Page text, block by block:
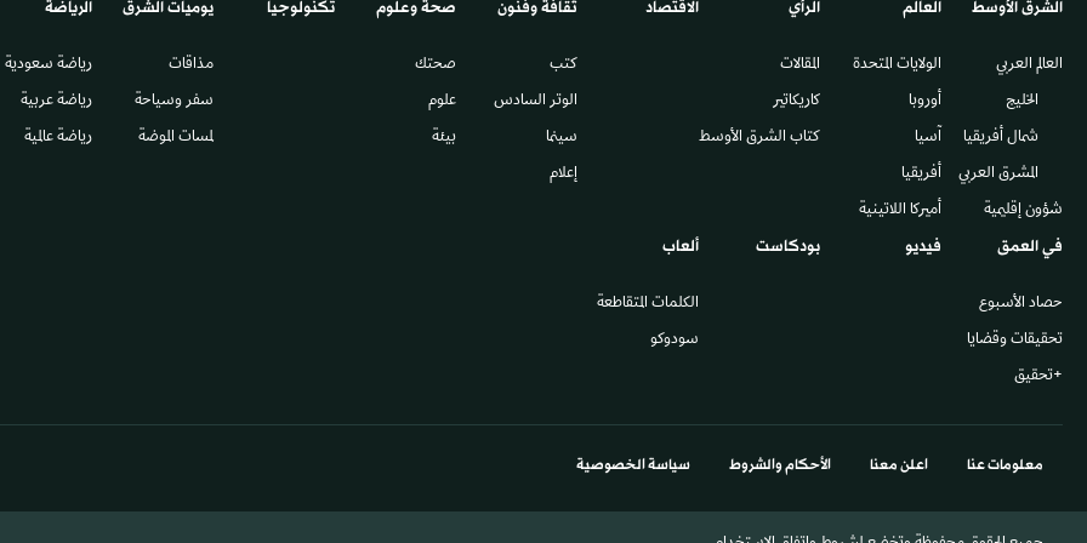
الشرق الأوسط​
العالم العربي
الخليج
شمال أفريقيا
المشرق العربي
شؤون إقليمية
العالم
الولايات المتحدة
أوروبا
آسيا
أفريقيا
أميركا اللاتينية
الرأي
المقالات
كاريكاتير
كتاب الشرق الأوسط
الاقتصاد ثقافة وفنون
كتب
الوتر السادس​
سينما
إعلام
صحة وعلوم
صحتك
علوم
بيئة
تكنولوجيا يوميات الشرق​
مذاقات
سفر وسياحة
لمسات الموضة
الرياضة
رياضة سعودية
رياضة عربية
رياضة عالمية
في العمق
حصاد الأسبوع
تحقيقات وقضايا
+تحقيق
فيديو بودكاست ألعاب
الكلمات المتقاطعة
سودوكو
معلومات عنا اعلن معنا الأحكام والشروط سياسة الخصوصية